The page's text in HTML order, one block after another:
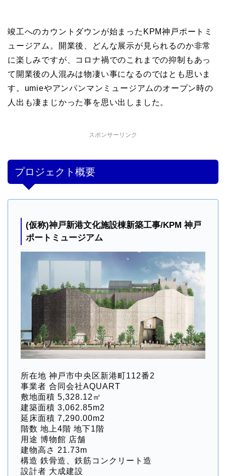
竣工へのカウントダウンが始まったKPM神戸ポートミ
ュージアム。開業後、どんな展示が見られるのか非常
に楽しみですが、コロナ禍でのこれまでの抑制もあっ
て開業後の人混みは物凄い事になるのではとも思いま
す。umieやアンパンマンミュージアムのオープン時の
人出も凄まじかった事を思い出しました。
スポンサーリンク
プロジェクト概要
(仮称)神戸新港文化施設棟新築工事/KPM 神戸
ポートミュージアム
所在地 神戸市中央区新港町112番2
事業者 合同会社AQUART
敷地面積 5,328.12㎡
建築面積 3,062.85m2
延床面積 7,290.00m2
階数 地上4階 地下1階
用途 博物館 店舗
建物⾼さ 21.73m
構造 鉄骨造、鉄筋コンクリート造
設計者 大成建設